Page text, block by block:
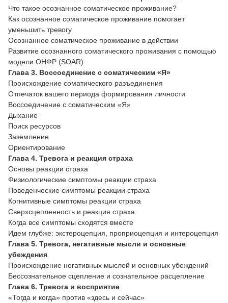
Что такое осознанное соматическое проживание?
Как осознанное соматическое проживание помогает
уменьшить тревогу
Осознанное соматическое проживание в действии
Развитие осознанного соматического проживания с помощью
модели ОНФР (SOAR)
Глава 3. Воссоединение с соматическим «Я»
Происхождение соматического разъединения
Отпечаток вашего периода формирования личности
Воссоединение с соматическим «Я»
Дыхание
Поиск ресурсов
Заземление
Ориентирование
Глава 4. Тревога и реакция страха
Основы реакции страха
Физиологические симптомы реакции страха
Поведенческие симптомы реакции страха
Когнитивные симптомы реакции страха
Сверхсцепленность и реакция страха
Когда все симптомы сходятся вместе
Идем глубже: экстероцепция, проприоцепция и интероцепция
Глава 5. Тревога, негативные мысли и основные
убеждения
Происхождение негативных мыслей и основных убеждений
Бессознательное сцепление и сознательное расцепление
Глава 6. Тревога и восприятие
«Тогда и когда» против «здесь и сейчас»